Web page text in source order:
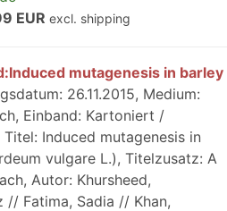
EUR excl. shipping
mutagenesis in barley
26.11.2015, Medium:
Einband: Kartoniert /
Induced mutagenesis in
vulgare L.), Titelzusatz: A
Autor: Khursheed,
// Fatima, Sadia // Khan,